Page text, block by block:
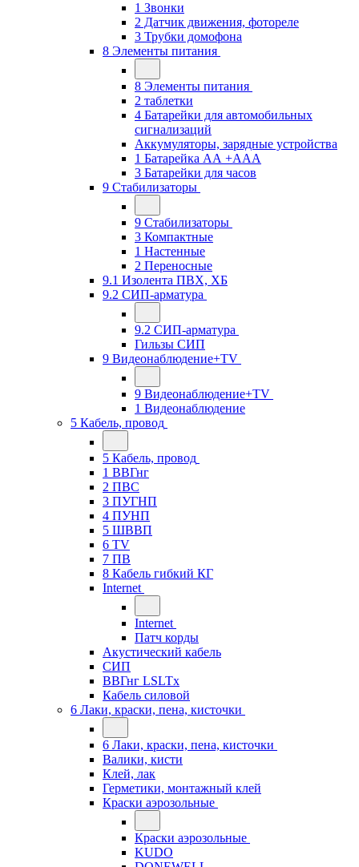
1 Звонки
2 Датчик движения, фотореле
3 Трубки домофона
8 Элементы питания
8 Элементы питания
2 таблетки
4 Батарейки для автомобильных
сигнализаций
Аккумуляторы, зарядные устройства
1 Батарейка АА +ААА
3 Батарейки для часов
9 Стабилизаторы
9 Стабилизаторы
3 Компактные
1 Настенные
2 Переносные
9.1 Изолента ПВХ, ХБ
9.2 СИП-арматура
9.2 СИП-арматура
Гильзы СИП
9 Видеонаблюдение+TV
9 Видеонаблюдение+TV
1 Видеонаблюдение
5 Кабель, провод
5 Кабель, провод
1 ВВГнг
2 ПВС
3 ПУГНП
4 ПУНП
5 ШВВП
6 TV
7 ПВ
8 Кабель гибкий КГ
Internet
Internet
Патч корды
Акустический кабель
СИП
ВВГнг LSLTx
Кабель силовой
6 Лаки, краски, пена, кисточки
6 Лаки, краски, пена, кисточки
Валики, кисти
Клей, лак
Герметики, монтажный клей
Краски аэрозольные
Краски аэрозольные
KUDO